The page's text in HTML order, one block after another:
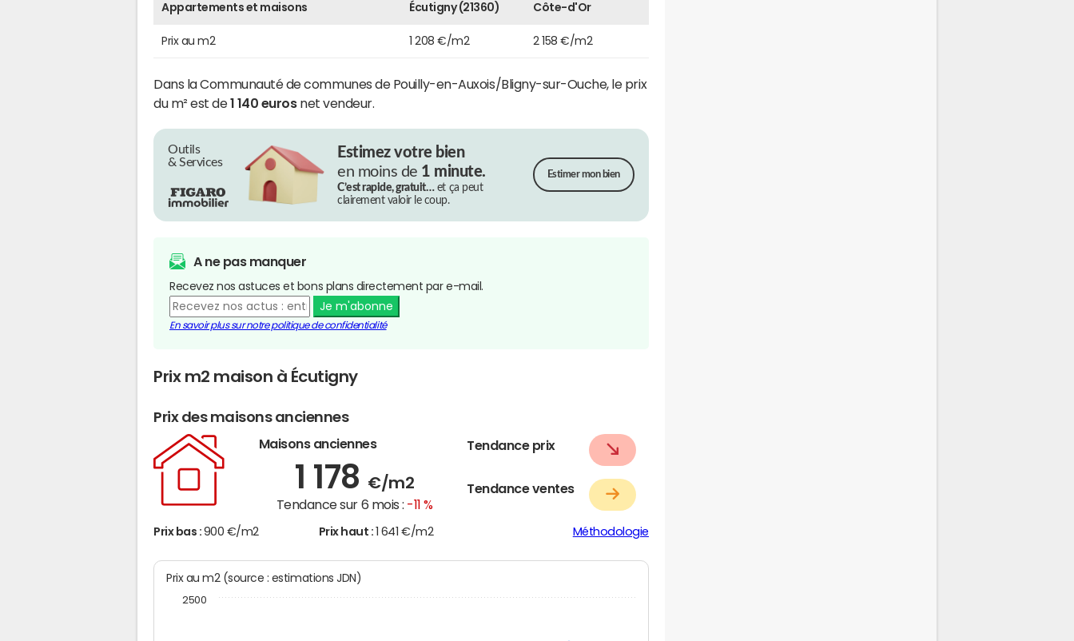
Appartements et maisons Écutigny (21360) Côte-d'Or
Prix au m2 1 208 €/m2 2 158 €/m2
Dans la Communauté de communes de Pouilly-en-Auxois/Bligny-sur-Ouche, le prix
du m² est de1 140 eurosnet vendeur.
Outils
& Services
Estimez votre bien
en moins de 1 minute.
C’est rapide, gratuit…et ça peut
clairement valoir le coup.
Estimer mon bien
A ne pas manquer
Recevez nos astuces et bons plans directement par e-mail.
Je m'abonne
En savoir plus sur notre politique de confidentialité
Prix m2 maison à Écutigny
Prix des maisons anciennes
Maisons anciennes
1 178 €/m2
Tendance sur 6 mois : -11 %
Tendance prix
Tendance ventes
Prix bas : 900 €/m2 Prix haut : 1 641 €/m2 Méthodologie
Prix au m2 (source : estimations JDN)
2500